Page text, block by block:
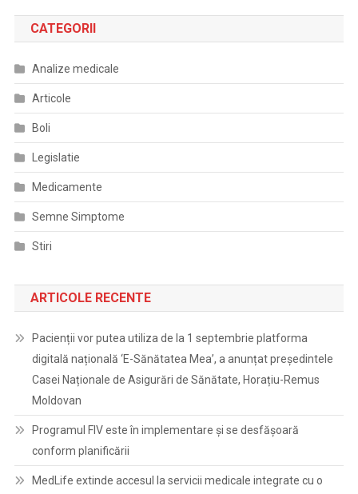
CATEGORII
Analize medicale
Articole
Boli
Legislatie
Medicamente
Semne Simptome
Stiri
ARTICOLE RECENTE
Pacienții vor putea utiliza de la 1 septembrie platforma
digitală națională ‘E-Sănătatea Mea’, a anunțat președintele
Casei Naționale de Asigurări de Sănătate, Horațiu-Remus
Moldovan
Programul FIV este în implementare și se desfășoară
conform planificării
MedLife extinde accesul la servicii medicale integrate cu o